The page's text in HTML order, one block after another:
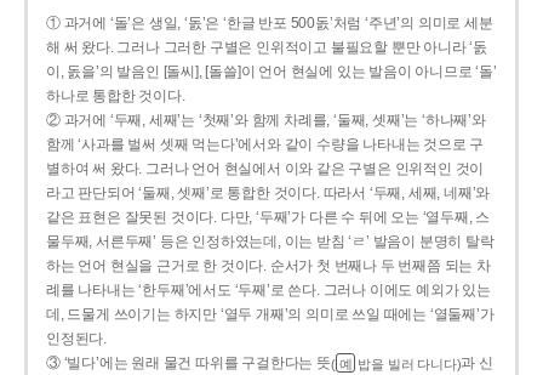
① 과거에 ‘돌’은 생일, ‘돐’은 ‘한글 반포 500돐’처럼 ‘주년’의 의미로 세분
해 써 왔다. 그러나 그러한 구별은 인위적이고 불필요할 뿐만 아니라 ‘돐
이, 돐을’의 발음인 [돌씨], [돌쓸]이 언어 현실에 있는 발음이 아니므로 ‘돌’
하나로 통합한 것이다.
② 과거에 ‘두째, 세째’는 ‘첫째’와 함께 차례를, ‘둘째, 셋째’는 ‘하나째’와
함께 ‘사과를 벌써 셋째 먹는다’에서와 같이 수량을 나타내는 것으로 구
별하여 써 왔다. 그러나 언어 현실에서 이와 같은 구별은 인위적인 것이
라고 판단되어 ‘둘째, 셋째’로 통합한 것이다. 따라서 ‘두째, 세째, 네째’와
같은 표현은 잘못된 것이다. 다만, ‘두째’가 다른 수 뒤에 오는 ‘열두째, 스
물두째, 서른두째’ 등은 인정하였는데, 이는 받침 ‘ㄹ’ 발음이 분명히 탈락
하는 언어 현실을 근거로 한 것이다. 순서가 첫 번째나 두 번째쯤 되는 차
례를 나타내는 ‘한두째’에서도 ‘두째’로 쓴다. 그러나 이에도 예외가 있는
데, 드물게 쓰이기는 하지만 ‘열두 개째’의 의미로 쓰일 때에는 ‘열둘째’가
인정된다.
③ ‘빌다’에는 원래 물건 따위를 구걸한다는 뜻( 예 밥을 빌러 다니다)과 신